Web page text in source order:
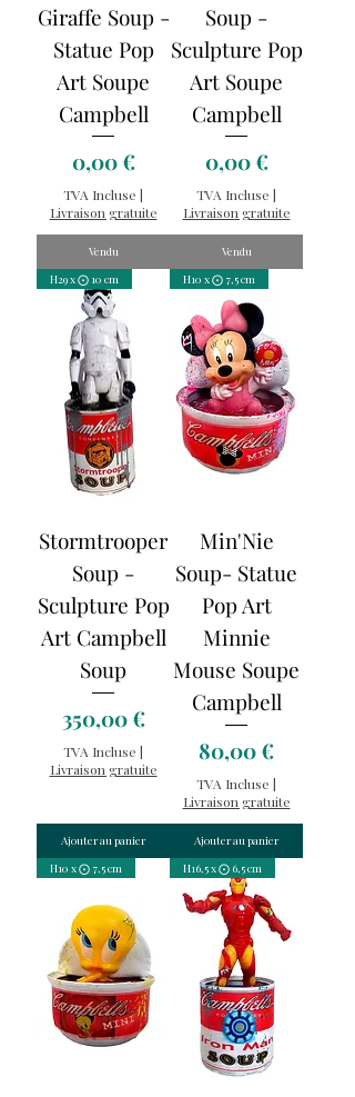
Giraffe Soup -
Statue Pop
Art Soupe
Campbell
Prix
0,00 €
TVA Incluse |
Livraison gratuite
Vendu
Soup -
Sculpture Pop
Art Soupe
Campbell
Prix
0,00 €
TVA Incluse |
Livraison gratuite
Vendu
H29 x ⨀ 10 cm
Stormtrooper
Soup -
Sculpture Pop
Art Campbell
Soup
Prix
350,00 €
TVA Incluse |
Livraison gratuite
Ajouter au panier
H10 x ⨀ 7,5 cm
Min'Nie
Soup- Statue
Pop Art
Minnie
Mouse Soupe
Campbell
Prix
80,00 €
TVA Incluse |
Livraison gratuite
Ajouter au panier
H10 x ⨀ 7,5 cm
H16,5 x ⨀ 6,5 cm